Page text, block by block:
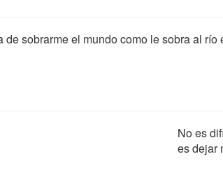
de sobrarme el mundo como le sobra al
No es
es dejar